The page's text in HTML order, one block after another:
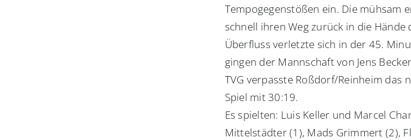
Tempogegenstößen ein. Die mühsam
schnell ihren Weg zurück in die
Überfluss verletzte sich in der 45.
gingen der Mannschaft von Jens
TVG verpasste Roßdorf/Reinheim das
Spiel mit 30:19.
Es spielten: Luis Keller und Marcel
Mittelstädter (1), Mads Grimmert (2),